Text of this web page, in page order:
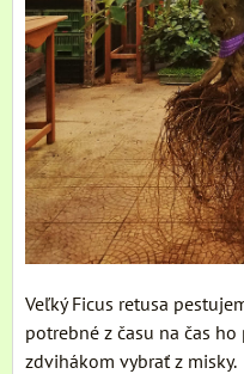
Veľký Ficus retusa
potrebné z času na čas
zdvihákom vybrať z misky.